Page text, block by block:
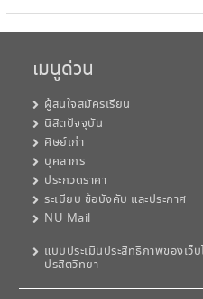
เมนูด่วน
ผู้สนใจสมัครเรียน
นิสิตปัจจุบัน
ศิษย์เก่า
บุคลากร
ประกวดราคา
ระเบียบ ข้อบังคับ และประกาศ
NU Mail
แบบประเมินประสิทธิภาพของเว็
ปรสิตวิทยา